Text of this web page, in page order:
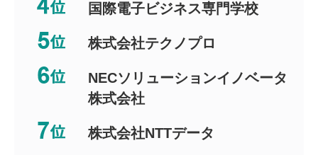
国際電子ビジネス専門学校
株式会社テクノプロ
NECソリューションイノベータ
株式会社
株式会社NTTデータ